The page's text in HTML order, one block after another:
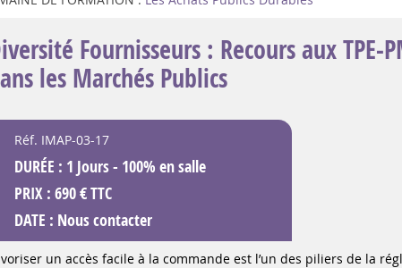
Fournisseurs : Recours aux TPE-
les Marchés Publics
Réf. IMAP-03-17
DURÉE : 1 Jours - 100% en salle
PRIX : 690 € TTC
DATE : Nous contacter
un accès facile à la commande est l’un des piliers de la